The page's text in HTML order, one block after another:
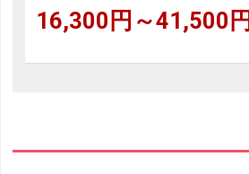
16,300円～41,500円